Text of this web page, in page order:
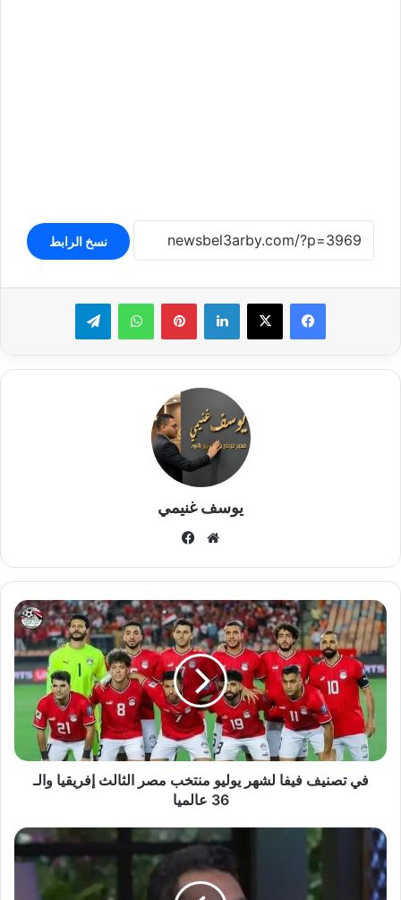
نسخ الرابط
لينكدإن بينتيريستواتساب تيلقرام
يوسف غنيمي
موقع
في
تصنيف
فيفا
لشهر
يوليو
منتخب
مصر
الثالث
إفريقيا
في تصنيف فيفا لشهر يوليو منتخب مصر الثالث إفريقيا والـ
36 عالميا
وصية
الفنان
"
تامر